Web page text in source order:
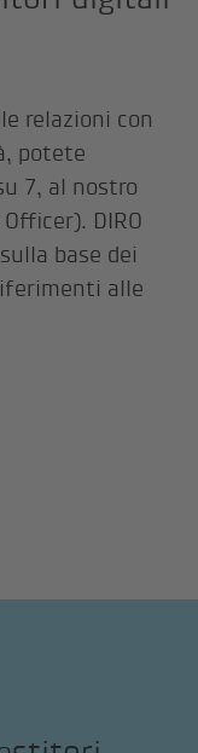
relazioni con
potete
7, al nostro
DIRO
base dei
alle